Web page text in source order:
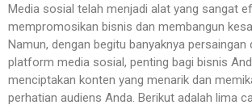
Media sosial telah menjadi alat yang sangat
mempromosikan bisnis dan membangun
Namun, dengan begitu banyaknya
platform media sosial, penting bagi bisnis
menciptakan konten yang menarik dan
perhatian audiens Anda. Berikut adalah lima